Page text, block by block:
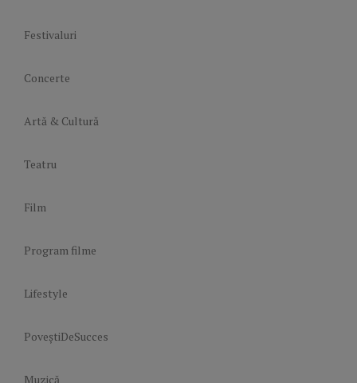
Festivaluri
Concerte
Artă & Cultură
Teatru
Film
Program filme
Lifestyle
PoveștiDeSucces
Muzică